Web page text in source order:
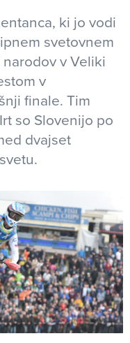
ki jo vodi
svetovnem
v Veliki
v
finale. Tim
so Slovenijo po
dvajset